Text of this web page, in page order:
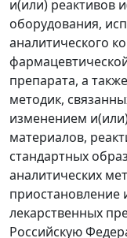
и(или) реактивов
оборудования,
аналитического
препарата, а
методик,
изменением
материалов,
стандартных
аналитических
приостановление
лекарственных
Российскую